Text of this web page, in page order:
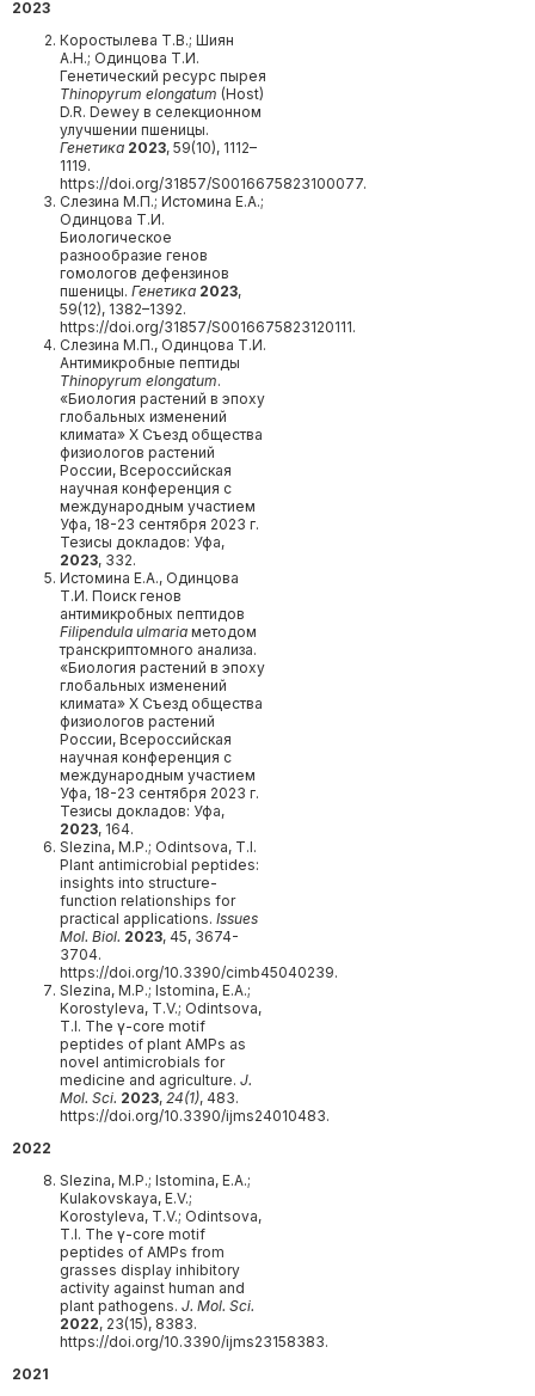
2023
Коростылева Т.В.; Шиян
А.Н.; Одинцова Т.И.
Генетический ресурс пырея
Thinopyrum elongatum (Host)
D.R. Dewey в селекционном
улучшении пшеницы.
Генетика 2023, 59(10), 1112–
1119.
https://doi.org/31857/S0016675823100077.
Слезина М.П.; Истомина Е.А.;
Одинцова Т.И.
Биологическое
разнообразие генов
гомологов дефензинов
пшеницы. Генетика 2023,
59(12), 1382–1392.
https://doi.org/31857/S0016675823120111.
Слезина М.П., Одинцова Т.И.
Антимикробные пептиды
Thinopyrum elongatum.
«Биология растений в эпоху
глобальных изменений
климата» X Съезд общества
физиологов растений
России, Всероссийская
научная конференция с
международным участием
Уфа, 18-23 сентября 2023 г.
Тезисы докладов: Уфа,
2023, 332.
Истомина Е.А., Одинцова
Т.И. Поиск генов
антимикробных пептидов
Filipendula ulmaria методом
транскриптомного анализа.
«Биология растений в эпоху
глобальных изменений
климата» X Съезд общества
физиологов растений
России, Всероссийская
научная конференция с
международным участием
Уфа, 18-23 сентября 2023 г.
Тезисы докладов: Уфа,
2023, 164.
Slezina, M.P.; Odintsova, T.I.
Plant antimicrobial peptides:
insights into structure-
function relationships for
practical applications. Issues
Mol. Biol. 2023, 45, 3674-
3704.
https://doi.org/10.3390/cimb45040239.
Slezina, M.P.; Istomina, E.A.;
Korostyleva, T.V.; Odintsova,
T.I. The γ-core motif
peptides of plant AMPs as
novel antimicrobials for
medicine and agriculture. J.
Mol. Sci. 2023, 24(1), 483.
https://doi.org/10.3390/ijms24010483.
2022
Slezina, M.P.; Istomina, E.A.;
Kulakovskaya, E.V.;
Korostyleva, T.V.; Odintsova,
T.I. The γ-core motif
peptides of AMPs from
grasses display inhibitory
activity against human and
plant pathogens. J. Mol. Sci.
2022, 23(15), 8383.
https://doi.org/10.3390/ijms23158383.
2021